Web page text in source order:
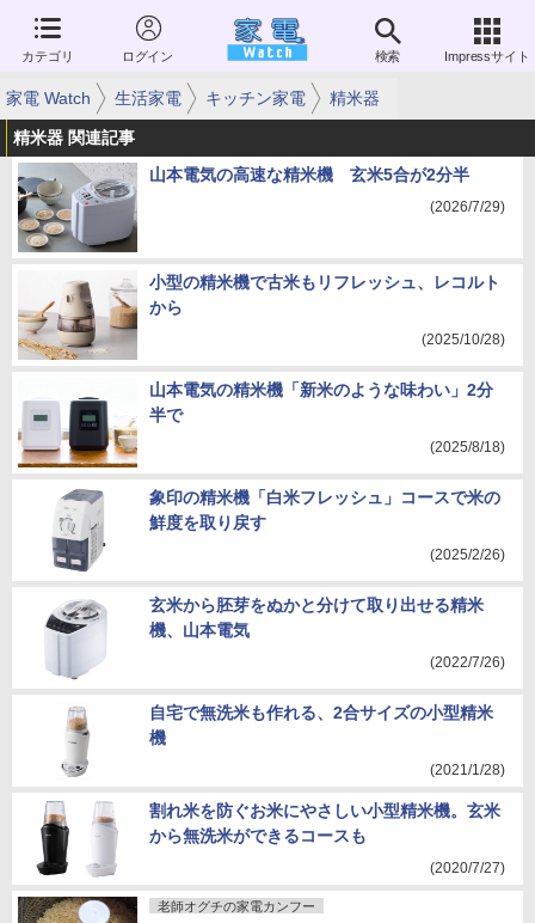
カテゴリ ログイン 検索 Impressサイト
家電 Watch 生活家電 キッチン家電 精米器
精米器 関連記事
山本電気の高速な精米機 玄米5合が2分半
(2026/7/29)
小型の精米機で古米もリフレッシュ、レコルト
から
(2025/10/28)
山本電気の精米機「新米のような味わい」2分
半で
(2025/8/18)
象印の精米機「白米フレッシュ」コースで米の
鮮度を取り戻す
(2025/2/26)
玄米から胚芽をぬかと分けて取り出せる精米
機、山本電気
(2022/7/26)
自宅で無洗米も作れる、2合サイズの小型精米
機
(2021/1/28)
割れ米を防ぐお米にやさしい小型精米機。玄米
から無洗米ができるコースも
(2020/7/27)
老師オグチの家電カンフー